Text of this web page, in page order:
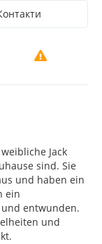
Jack
sind. Sie
und haben ein
ein
entwunden.
und